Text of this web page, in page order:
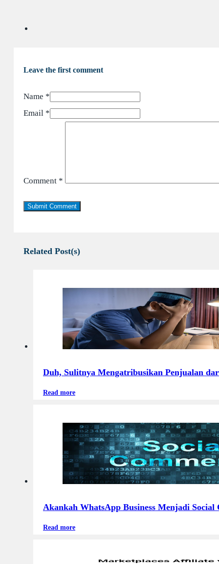
Leave the first comment
Name *
Email *
Comment *
Related Post(s)
Duh, Sulitnya Mengatribusikan Penjualan
Read more
Akankah WhatsApp Business Menjadi Social
Read more